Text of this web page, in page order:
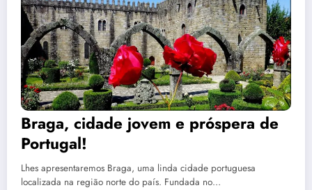
Braga, cidade jovem e próspera de
Portugal!
Lhes apresentaremos Braga, uma linda cidade portuguesa
localizada na região norte do país. Fundada no…